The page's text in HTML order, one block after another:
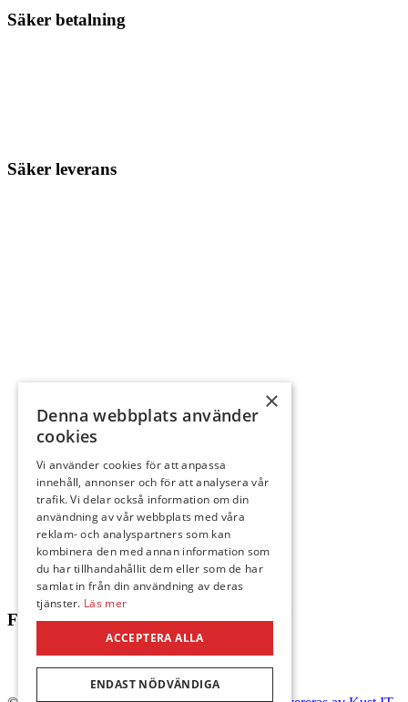
Säker betalning
Säker leverans
Följ oss
×
Denna webbplats använder
cookies
Vi använder cookies för att anpassa
innehåll, annonser och för att analysera vår
trafik. Vi delar också information om din
användning av vår webbplats med våra
reklam- och analyspartners som kan
kombinera den med annan information som
du har tillhandahållit dem eller som de har
samlat in från din användning av deras
tjänster. Läs mer
ACCEPTERA ALLA
ENDAST NÖDVÄNDIGA